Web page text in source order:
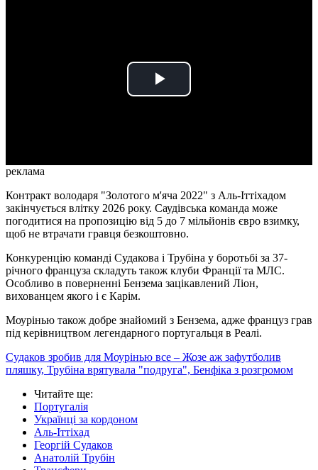
Play
реклама
Контракт володаря "Золотого м'яча 2022" з Аль-Іттіхадом
закінчується влітку 2026 року. Саудівська команда може
погодитися на пропозицію від 5 до 7 мільйонів євро взимку,
щоб не втрачати гравця безкоштовно.
Конкуренцію команді Судакова і Трубіна у боротьбі за 37-
річного француза складуть також клуби Франції та МЛС.
Особливо в поверненні Бензема зацікавлений Ліон,
вихованцем якого і є Карім.
Моурінью також добре знайомий з Бензема, адже француз грав
під керівництвом легендарного португальця в Реалі.
Судаков зробив для Моурінью все – Жозе аж зафутболив
пляшку, Трубіна врятувала "подруга", Бенфіка з розгромом
Читайте ще:
Португалія
Українці за кордоном
Аль-Іттіхад
Георгій Судаков
Анатолій Трубін